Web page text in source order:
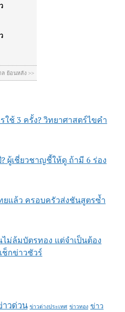
ช้ 3 ครั้ง? วิทยาศาสตร์ไขคำ
ผู้เชี่ยวชาญชี้ให้ดู ถ้ามี 6 ร่อง
ยแล้ว ครอบครัวส่งชันสูตรซ้ำ
ม่ล้มบัตรทอง แต่จำเป็นต้อง
ช็กข่าวชัวร์
าวด่วน ข่าวต่างประเทศ ข่าวทอง ข่าว